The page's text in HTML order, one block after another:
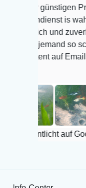
Preisen. Der
is wahnsinnig
zuverlässig, noch
so schnell und
auf Emails reagiert
auf Google